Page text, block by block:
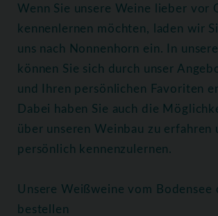
Wenn Sie unsere Weine lieber vor
kennenlernen möchten, laden wir
uns nach Nonnenhorn ein. In
können Sie sich durch unser
und Ihren persönlichen Favoriten
Dabei haben Sie auch die
über unseren Weinbau zu erfahren
persönlich kennenzulernen.
Unsere Weißweine vom Bodensee
bestellen